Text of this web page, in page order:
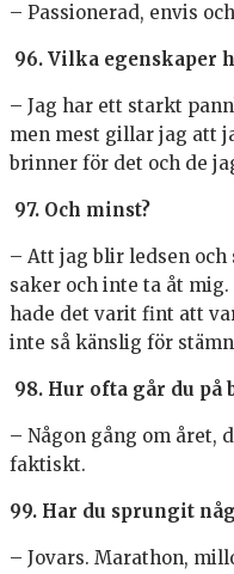
– Passionerad, envis
96. Vilka egenskaper
– Jag har ett starkt
men mest gillar jag att
brinner för det och de
97. Och minst?
– Att jag blir ledsen
saker och inte ta åt
hade det varit fint att
inte så känslig för
98. Hur ofta går du på
– Någon gång om året,
faktiskt.
99. Har du sprungit
– Jovars. Marathon,